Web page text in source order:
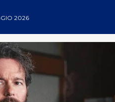
2026